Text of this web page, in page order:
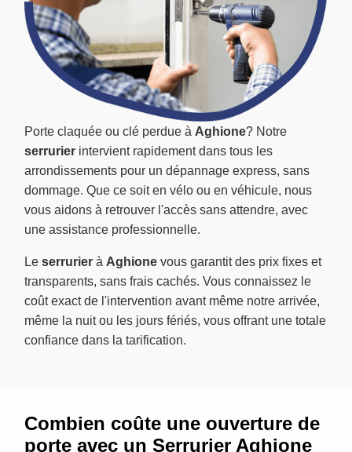
Porte claquée ou clé perdue à Aghione? Notre
serrurier intervient rapidement dans tous les
arrondissements pour un dépannage express, sans
dommage. Que ce soit en vélo ou en véhicule, nous
vous aidons à retrouver l'accès sans attendre, avec
une assistance professionnelle.
Le serrurier à Aghione vous garantit des prix fixes et
transparents, sans frais cachés. Vous connaissez le
coût exact de l'intervention avant même notre arrivée,
même la nuit ou les jours fériés, vous offrant une totale
confiance dans la tarification.
Combien coûte une ouverture de
porte avec un Serrurier Aghione